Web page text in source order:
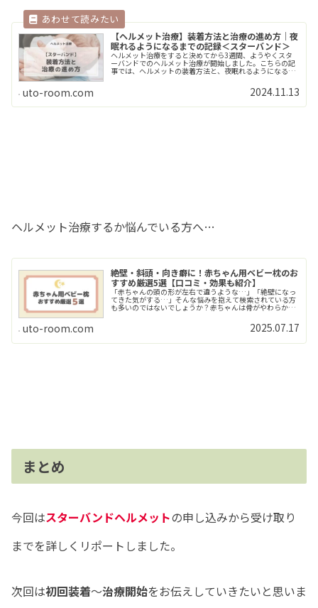
【ヘルメット治療】装着方法と治療の進め方｜夜
眠れるようになるまでの記録＜スターバンド＞
ヘルメット治療をすると決めてから3週間、ようやくスタ
ーバンドでのヘルメット治療が開始しました。こちらの記
事では、ヘルメットの装着方法と、夜眠れるようになるま
して残しました。ヘルメットの装着>>Read More...
uto-room.com 2024.11.13
ヘルメット治療するか悩んでいる方へ…
絶壁・斜頭・向き癖に！赤ちゃん用ベビー枕のお
すすめ厳選5選【口コミ・効果も紹介】
「赤ちゃんの頭の形が左右で違うような…」「絶壁になっ
てきた気がする…」そんな悩みを抱えて検索されている方
も多いのではないでしょうか？赤ちゃんは骨がやわらか
く、寝る向きのクセによって頭の形が変わりやすい時期で
す。我が子はヘルメット治療を受けて>>Read More...
uto-room.com 2025.07.17
まとめ
今回はスターバンドヘルメットの申し込みから受け取り
までを詳しくリポートしました。
次回は初回装着〜治療開始をお伝えしていきたいと思いま